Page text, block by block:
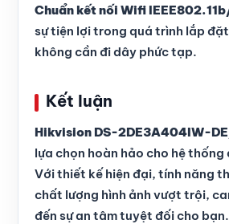
Chuẩn kết nối Wifi
sự tiện lợi trong quá trình lắp
không cần đi dây phức tạp.
Kết luận
Hikvision DS-2DE3A404IW-
lựa chọn hoàn hảo cho hệ thống
Với thiết kế hiện đại, tính năng
chất lượng hình ảnh vượt trội,
đến sự an tâm tuyệt đối cho bạn.